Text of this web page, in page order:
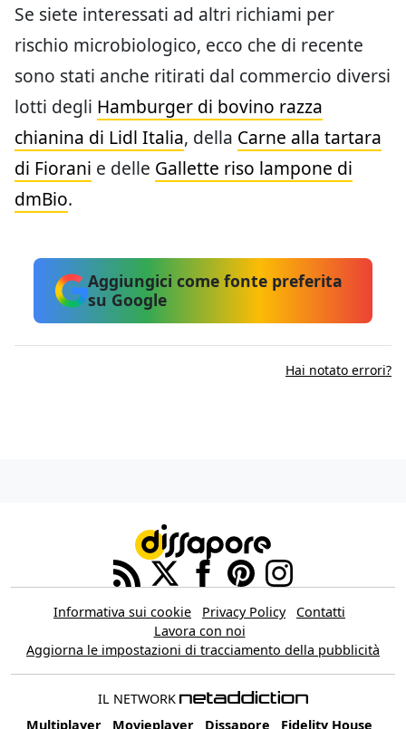
Se siete interessati ad altri richiami per
rischio microbiologico, ecco che di recente
sono stati anche ritirati dal commercio diversi
lotti degli Hamburger di bovino razza
chianina di Lidl Italia, della Carne alla tartara
di Fiorani e delle Gallette riso lampone di
dmBio.
Aggiungici come fonte preferita
su Google
Hai notato errori?
Informativa sui cookie Privacy Policy
Contatti
Lavora con noi
Aggiorna le impostazioni di tracciamento della pubblicità
IL NETWORK
Multiplayer
Movieplayer Dissapore Fidelity House